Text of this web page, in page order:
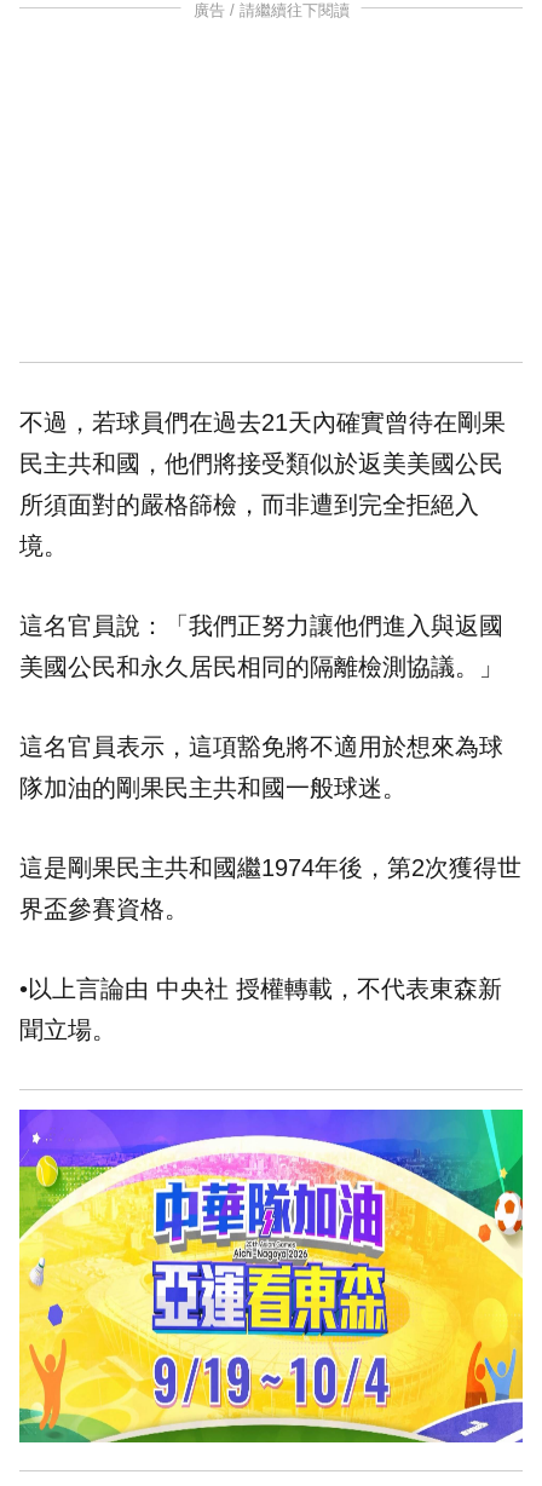
廣告 / 請繼續往下閱讀
不過，若球員們在過去21天內確實曾待在剛果
民主共和國，他們將接受類似於返美美國公民
所須面對的嚴格篩檢，而非遭到完全拒絕入
境。
這名官員說：「我們正努力讓他們進入與返國
美國公民和永久居民相同的隔離檢測協議。」
這名官員表示，這項豁免將不適用於想來為球
隊加油的剛果民主共和國一般球迷。
這是剛果民主共和國繼1974年後，第2次獲得世
界盃參賽資格。
•以上言論由 中央社 授權轉載，不代表東森新
聞立場。